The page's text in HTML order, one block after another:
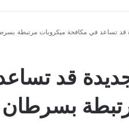
قد تساعد في مكافحة ميكروبات مرتبطة
قد
بسرطان